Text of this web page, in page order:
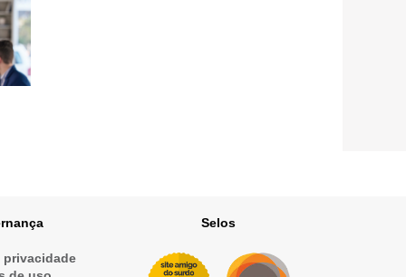
privacidade
Selos